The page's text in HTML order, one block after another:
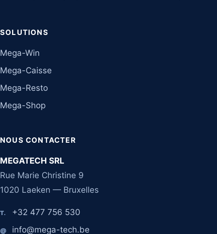
SOLUTIONS
Mega-Win
Mega-Caisse
Mega-Resto
Mega-Shop
NOUS CONTACTER
MEGATECH SRL
Rue Marie Christine 9
1020 Laeken — Bruxelles
T. +32 477 756 530
@ info@mega-tech.be